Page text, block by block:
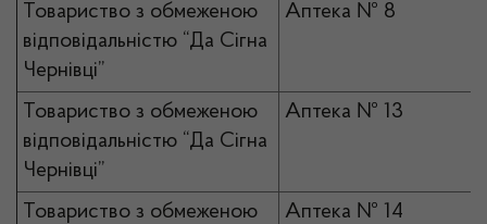
Товариство з обмеженою
відповідальністю “Да Сігна
Чернівці”
Аптека № 8
Товариство з обмеженою
відповідальністю “Да Сігна
Чернівці”
Аптека № 13
Товариство з обмеженою
Аптека № 14